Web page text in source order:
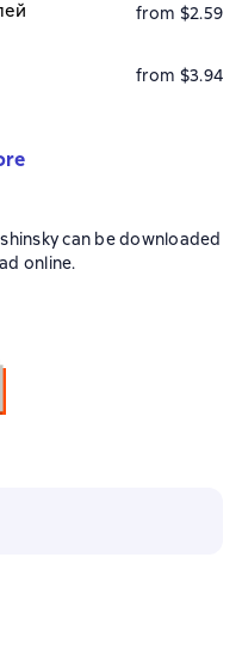
from $2.59
from $3.94
can be downloaded
online.